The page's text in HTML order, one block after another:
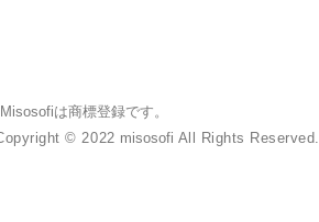
Misosofiは商標登録です。
© 2022 misosofi All Rights Reserved.